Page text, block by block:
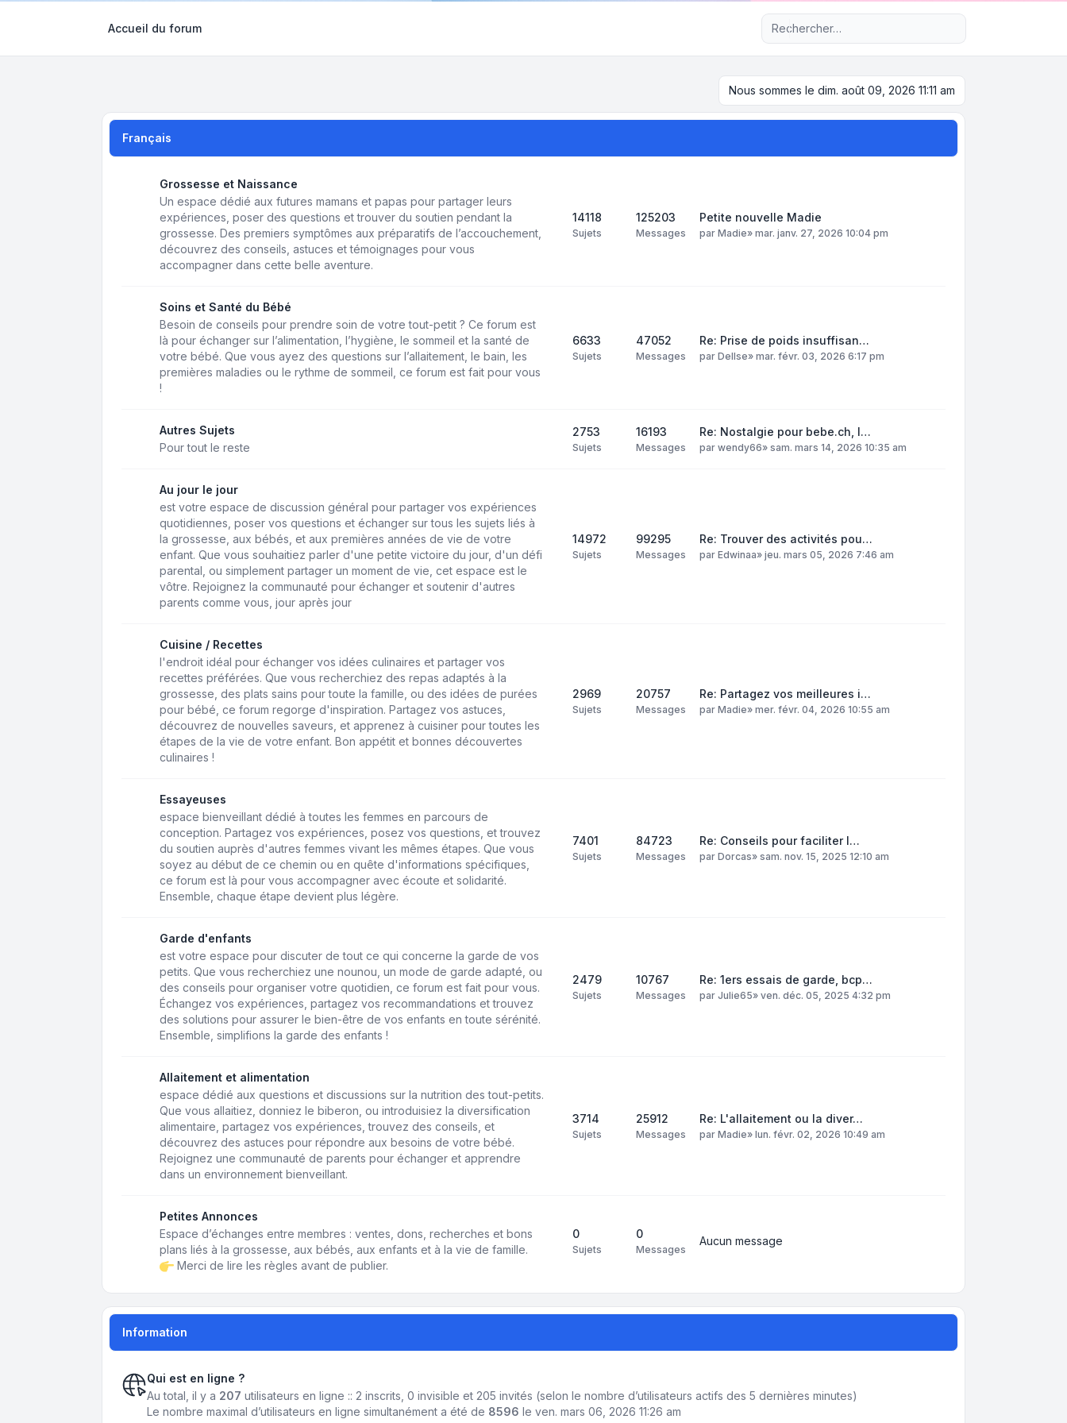
Accueil du forum Recherche avancée
Nous sommes le dim. août 09, 2026 11:11 am
Français
Grossesse et Naissance
Un espace dédié aux futures mamans et papas pour partager leurs
expériences, poser des questions et trouver du soutien pendant la
grossesse. Des premiers symptômes aux préparatifs de l’accouchement,
découvrez des conseils, astuces et témoignages pour vous
accompagner dans cette belle aventure.
14118
Sujets
125203
Messages
Petite nouvelle Madie
par Madie» mar. janv. 27, 2026 10:04 pm
Soins et Santé du Bébé
Besoin de conseils pour prendre soin de votre tout-petit ? Ce forum est
là pour échanger sur l’alimentation, l’hygiène, le sommeil et la santé de
votre bébé. Que vous ayez des questions sur l’allaitement, le bain, les
premières maladies ou le rythme de sommeil, ce forum est fait pour vous
!
6633
Sujets
47052
Messages
Re: Prise de poids insuffisan…
par DelIse» mar. févr. 03, 2026 6:17 pm
Autres Sujets
Pour tout le reste
2753
Sujets
16193
Messages
Re: Nostalgie pour bebe.ch, l…
par wendy66» sam. mars 14, 2026 10:35 am
Au jour le jour
est votre espace de discussion général pour partager vos expériences
quotidiennes, poser vos questions et échanger sur tous les sujets liés à
la grossesse, aux bébés, et aux premières années de vie de votre
enfant. Que vous souhaitiez parler d'une petite victoire du jour, d'un défi
parental, ou simplement partager un moment de vie, cet espace est le
vôtre. Rejoignez la communauté pour échanger et soutenir d'autres
parents comme vous, jour après jour
14972
Sujets
99295
Messages
Re: Trouver des activités pou…
par Edwinaa» jeu. mars 05, 2026 7:46 am
Cuisine / Recettes
l'endroit idéal pour échanger vos idées culinaires et partager vos
recettes préférées. Que vous recherchiez des repas adaptés à la
grossesse, des plats sains pour toute la famille, ou des idées de purées
pour bébé, ce forum regorge d'inspiration. Partagez vos astuces,
découvrez de nouvelles saveurs, et apprenez à cuisiner pour toutes les
étapes de la vie de votre enfant. Bon appétit et bonnes découvertes
culinaires !
2969
Sujets
20757
Messages
Re: Partagez vos meilleures i…
par Madie» mer. févr. 04, 2026 10:55 am
Essayeuses
espace bienveillant dédié à toutes les femmes en parcours de
conception. Partagez vos expériences, posez vos questions, et trouvez
du soutien auprès d'autres femmes vivant les mêmes étapes. Que vous
soyez au début de ce chemin ou en quête d'informations spécifiques,
ce forum est là pour vous accompagner avec écoute et solidarité.
Ensemble, chaque étape devient plus légère.
7401
Sujets
84723
Messages
Re: Conseils pour faciliter l…
par Dorcas» sam. nov. 15, 2025 12:10 am
Garde d'enfants
est votre espace pour discuter de tout ce qui concerne la garde de vos
petits. Que vous recherchiez une nounou, un mode de garde adapté, ou
des conseils pour organiser votre quotidien, ce forum est fait pour vous.
Échangez vos expériences, partagez vos recommandations et trouvez
des solutions pour assurer le bien-être de vos enfants en toute sérénité.
Ensemble, simplifions la garde des enfants !
2479
Sujets
10767
Messages
Re: 1ers essais de garde, bcp…
par Julie65» ven. déc. 05, 2025 4:32 pm
Allaitement et alimentation
espace dédié aux questions et discussions sur la nutrition des tout-petits.
Que vous allaitiez, donniez le biberon, ou introduisiez la diversification
alimentaire, partagez vos expériences, trouvez des conseils, et
découvrez des astuces pour répondre aux besoins de votre bébé.
Rejoignez une communauté de parents pour échanger et apprendre
dans un environnement bienveillant.
3714
Sujets
25912
Messages
Re: L'allaitement ou la diver…
par Madie» lun. févr. 02, 2026 10:49 am
Petites Annonces
Espace d’échanges entre membres : ventes, dons, recherches et bons
plans liés à la grossesse, aux bébés, aux enfants et à la vie de famille.
Merci de lire les règles avant de publier.
0
Sujets
0
Messages
Aucun message
Information
Qui est en ligne ?
Au total, il y a 207 utilisateurs en ligne :: 2 inscrits, 0 invisible et 205 invités (selon le nombre d’utilisateurs actifs des 5 dernières minutes)
Le nombre maximal d’utilisateurs en ligne simultanément a été de 8596 le ven. mars 06, 2026 11:26 am